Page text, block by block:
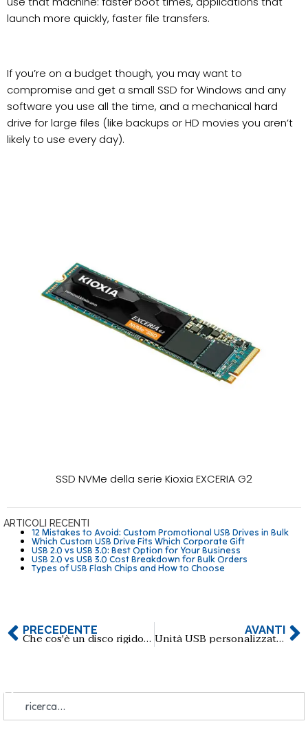
launch more quickly, faster file transfers.
If you’re on a budget though, you may want to
compromise and get a small SSD for Windows and any
software you use all the time, and a mechanical hard
drive for large files (like backups or HD movies you aren’t
likely to use every day).
SSD NVMe della serie Kioxia EXCERIA G2
ARTICOLI RECENTI
12 Mistakes to Avoid: Custom Promotional USB Drives in Bulk
Which Custom USB Drive Fits Which Corporate Gift
USB 2.0 vs USB 3.0: Best Option for Your Business
USB 2.0 vs USB 3.0 Cost Breakdown for Bulk Orders
Types of USB Flash Chips and How to Choose
PRECEDENTE Che cos'è un disco rigido portatile? AVANTI
Unità USB personalizzate per fotografi